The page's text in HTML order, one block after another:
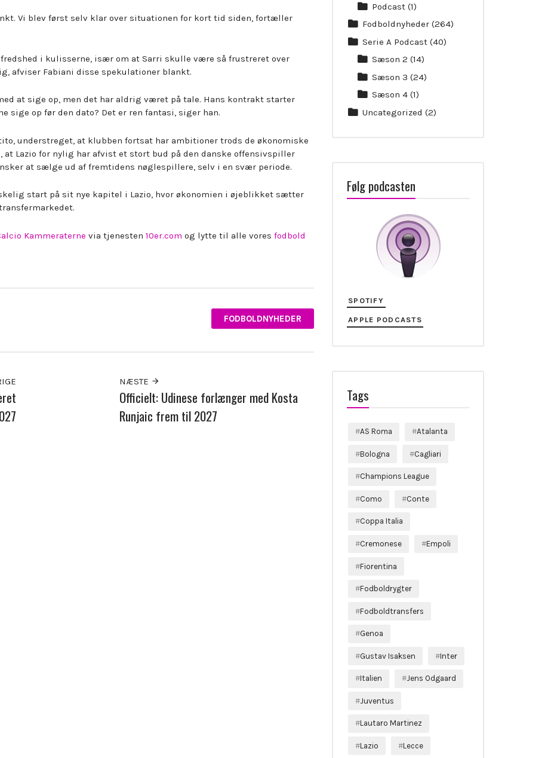
Vi blev først selv klar over situationen for kort tid siden, fortæller
i kulisserne, især om at Sarri skulle være så frustreret over
afviser Fabiani disse spekulationer blankt.
at sige op, men det har aldrig været på tale. Hans kontrakt starter
sige op før den dato? Det er ren fantasi, siger han.
understreget, at klubben fortsat har ambitioner trods de økonomiske
at Lazio for nylig har afvist et stort bud på den danske offensivspiller
at sælge ud af fremtidens nøglespillere, selv i en svær periode.
start på sit nye kapitel i Lazio, hvor økonomien i øjeblikket sætter
Kammeraterne via tjenesten 10er.com og lytte til alle vores fodbold
FODBOLDNYHEDER
NÆSTE
Officielt: Udinese forlænger med Kosta
Runjaic frem til 2027
Podcast (1)
Fodboldnyheder(264)
Serie A Podcast(40)
Sæson 2 (14)
Sæson 3 (24)
Sæson 4 (1)
Uncategorized (2)
Følg podcasten
SPOTIFY
APPLE PODCASTS
Tags
AS Roma Atalanta
Bologna Cagliari
Champions League
Como Conte
Coppa Italia
Cremonese Empoli
Fiorentina
Fodboldrygter
Fodboldtransfers
Genoa
Gustav Isaksen Inter
Italien Jens Odgaard
Juventus
Lautaro Martinez
Lazio Lecce